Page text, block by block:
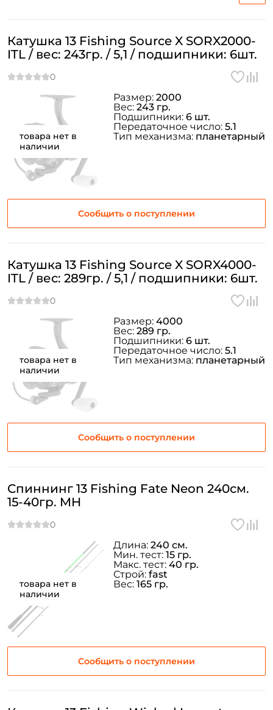
товара нет в
наличии
Катушка 13 Fishing Source X SORX2000-
ITL / вес: 243гр. / 5,1 / подшипники: 6шт.
Сообщить о поступлении
Размер: 2000
Вес: 243 гр.
Подшипники: 6 шт.
Передаточное число: 5.1
Тип механизма: планетарный
товара нет в
наличии
Катушка 13 Fishing Source X SORX4000-
ITL / вес: 289гр. / 5,1 / подшипники: 6шт.
Сообщить о поступлении
Размер: 4000
Вес: 289 гр.
Подшипники: 6 шт.
Передаточное число: 5.1
Тип механизма: планетарный
товара нет в
наличии
Спиннинг 13 Fishing Fate Neon 240см.
15-40гр. MH
Сообщить о поступлении
Длина: 240 см.
Мин. тест: 15 гр.
Макс. тест: 40 гр.
Строй: fast
Вес: 165 гр.